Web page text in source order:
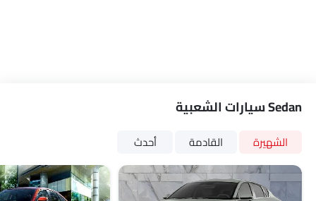
Sedan سيارات الشعبية
الشهيرة القادمة أحدث